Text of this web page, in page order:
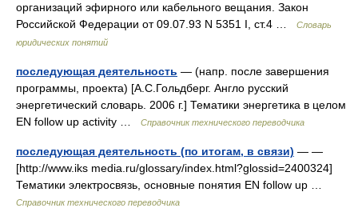
организаций эфирного или кабельного вещания. Закон
Российской Федерации от 09.07.93 N 5351 I, ст.4 …
Словарь
юридических понятий
последующая деятельность — (напр. после завершения
программы, проекта) [А.С.Гольдберг. Англо русский
энергетический словарь. 2006 г.] Тематики энергетика в целом
EN follow up activity …
Справочник технического переводчика
последующая деятельность (по итогам, в связи) — —
[http://www.iks media.ru/glossary/index.html?glossid=2400324]
Тематики электросвязь, основные понятия EN follow up …
Справочник технического переводчика